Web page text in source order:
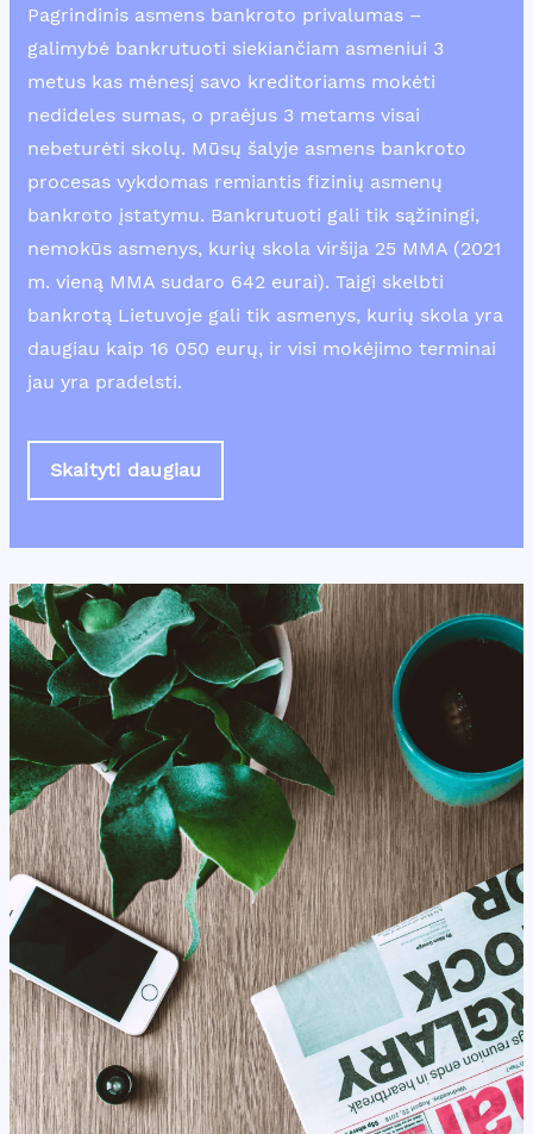
Pagrindinis asmens bankroto privalumas –
galimybė bankrutuoti siekiančiam asmeniui 3
metus kas mėnesį savo kreditoriams mokėti
nedideles sumas, o praėjus 3 metams visai
nebeturėti skolų. Mūsų šalyje asmens bankroto
procesas vykdomas remiantis fizinių asmenų
bankroto įstatymu. Bankrutuoti gali tik sąžiningi,
nemokūs asmenys, kurių skola viršija 25 MMA (2021
m. vieną MMA sudaro 642 eurai). Taigi skelbti
bankrotą Lietuvoje gali tik asmenys, kurių skola yra
daugiau kaip 16 050 eurų, ir visi mokėjimo terminai
jau yra pradelsti.
Skaityti daugiau